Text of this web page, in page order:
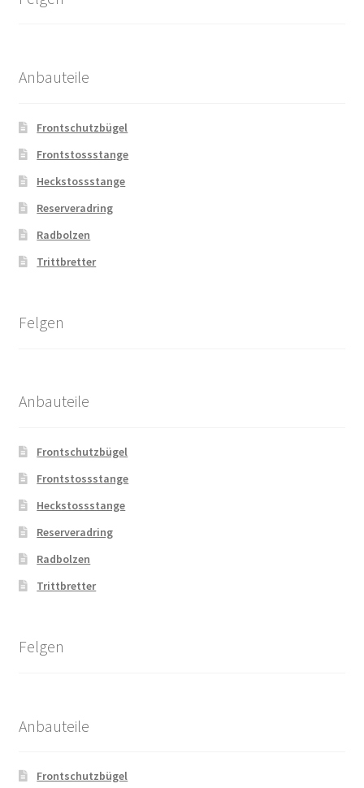
Anbauteile
Frontschutzbügel
Frontstossstange
Heckstossstange
Reserveradring
Radbolzen
Trittbretter
Felgen
Anbauteile
Frontschutzbügel
Frontstossstange
Heckstossstange
Reserveradring
Radbolzen
Trittbretter
Felgen
Anbauteile
Frontschutzbügel